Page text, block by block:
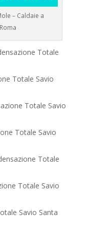
– Caldaie a
Totale
Totale Savio
Totale Savio
Totale Savio
Totale
Totale Savio
Savio Santa